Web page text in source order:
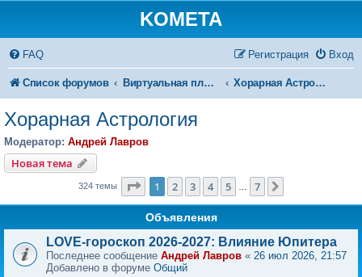
KOMETA
FAQ Вход
Регистрация
Список форумов Виртуальная площадка КОМЕТЫ Хорарная Астрология
Хорарная Астрология
Модератор: Андрей Лавров
Новая тема
324 темы Страница из
1 2 3 4 5 7
Объявления
LOVE-гороскоп 2026-2027: Влияние Юпитера
Последнее сообщение Андрей Лавров « 26 июл 2026, 21:57
Добавлено в форуме Общий